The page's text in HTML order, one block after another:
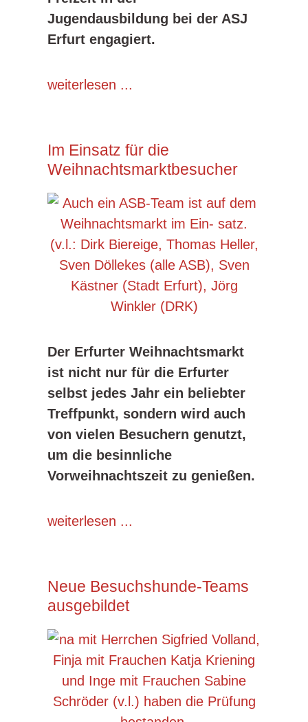
Jugendausbildung bei der ASJ
Erfurt engagiert.
weiterlesen ...
Im Einsatz für die
Weihnachtsmarktbesucher
Der Erfurter Weihnachtsmarkt
ist nicht nur für die Erfurter
selbst jedes Jahr ein beliebter
Treffpunkt, sondern wird auch
von vielen Besuchern genutzt,
um die besinnliche
Vorweihnachtszeit zu genießen.
weiterlesen ...
Neue Besuchshunde-Teams
ausgebildet